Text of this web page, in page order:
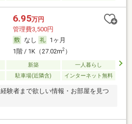
6.95万円
管理費3,500円
なし
1ヶ月
1階 / 1K（27.02m2）
新築
一人暮らし
駐車場(近隣含) インターネット無料
験者まで欲しい情報・お部屋を見つ